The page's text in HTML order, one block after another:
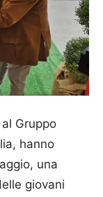
Gruppo
hanno
una
giovani